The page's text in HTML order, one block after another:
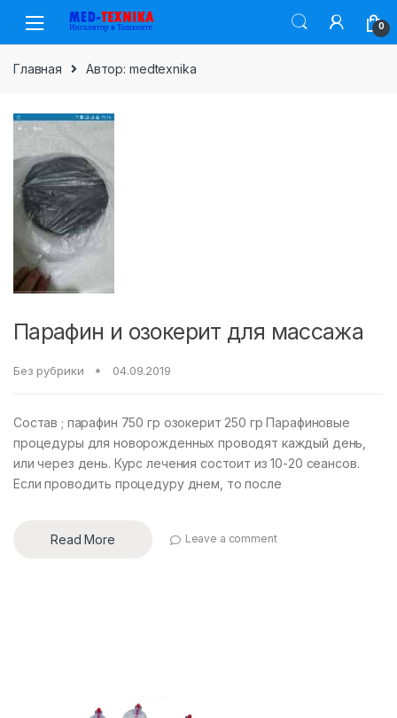
navigation
content
0
Главная Автор: medtexnika
Парафин и озокерит для массажа
Без рубрики 04.09.2019
Состав ; парафин 750 гр озокерит 250 гр Парафиновые
процедуры для новорожденных проводят каждый день,
или через день. Курс лечения состоит из 10-20 сеансов.
Если проводить процедуру днем, то после
Read More Leave a comment